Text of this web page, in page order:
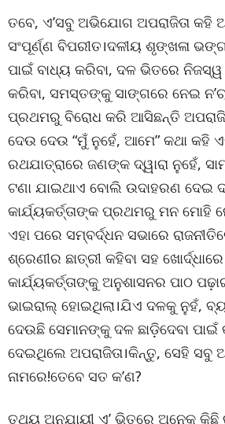
ତବେ, ଏ’ସବୁ ଅଭିଯୋଗ ଅପରାଜିତା କହି
ସଂପୂର୍ଣ୍ଣ ବିପରୀତ।ଦଳୀୟ ଶୃଙ୍ଖଳା
ପାଇଁ ବାଧ୍ୟ କରିବା, ଦଳ ଭିତରେ
କରିବା, ସମସ୍ତଙ୍କୁ ସାଙ୍ଗରେ ନେଇ
ପ୍ରଥମରୁ ବିରୋଧ କରି ଆସିଛନ୍ତି
ଦେଉ ଦେଉ “ମୁଁ ନୁହେଁ, ଆମେ” କଥା କହି
ରଥଯାତ୍ରାରେ ଜଣଙ୍କ ଦ୍ୱାରା ନୁହେଁ,
ଟଣା ଯାଇଥାଏ ବୋଲି ଉଦାହରଣ ଦେଇ
କାର୍ଯ୍ୟକର୍ତ୍ତାଙ୍କ ପ୍ରଥମରୁ ମନ ମୋହି
ଏହା ପରେ ସମ୍ବର୍ଦ୍ଧନ ସଭାରେ
ଶ୍ରେଣୀର ଛାତ୍ରୀ କହିବା ସହ
କାର୍ଯ୍ୟକର୍ତ୍ତାଙ୍କୁ ଅନୁଶାସନର ପାଠ
ଭାଇରାଲ୍ ହୋଇଥିଲା।ଯିଏ ଦଳକୁ ନୁହଁ,
ଦେଉଛି ସେମାନଙ୍କୁ ଦଳ ଛାଡ଼ିଦେବା ପାଇଁ
ଦେଇଥିଲେ ଅପରାଜିତା।କିନ୍ତୁ, ସେହି
ନାମରେ!ତେବେ ସତ କ’ଣ?
ତଥ୍ୟ ଅନୁଯାୟୀ ଏ’ ଭିତରେ ଅନେକ କିଛି